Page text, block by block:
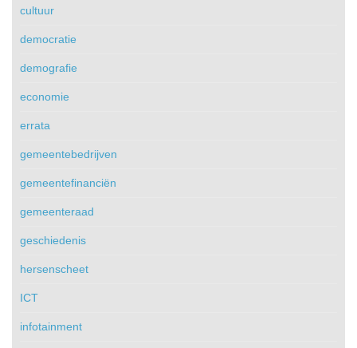
cultuur
democratie
demografie
economie
errata
gemeentebedrijven
gemeentefinanciën
gemeenteraad
geschiedenis
hersenscheet
ICT
infotainment